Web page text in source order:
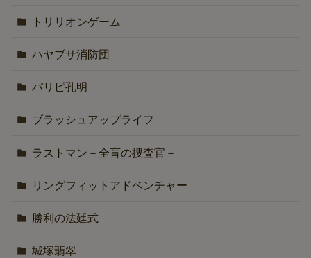
トリリオンゲーム
ハヤブサ消防団
パリピ孔明
ブラッシュアップライフ
ラストマン－全盲の捜査官－
リングフィットアドベンチャー
勝利の法廷式
城塚翡翠